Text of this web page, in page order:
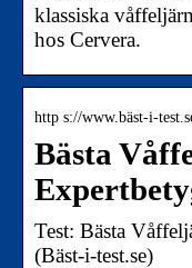
klassiska
hos Cervera.
http s://www.bäst-i-
Bästa
Test: Bästa
(Bäst-i-test.se)